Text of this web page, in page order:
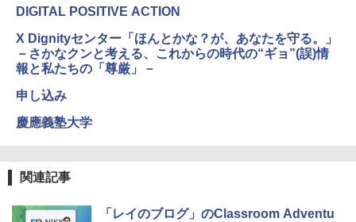
4
エンジニアリングキット小さなカート -
クリエイティブトイビルド、シンプルな
メカニックキット|子供向けの可動部品、
ホリデープロジェクト、ギフトイベン
ト、誕生日の楽しみ、イースターディス
5
￥4,722
DIGITAL POSITIVE ACTION
X Dignityセンター「ほんとかな？が、あなたを守る。」
－さかなクンと考える、これからの時代の“ギョ”(誤)情
報と私たちの「尊厳」－
申し込み
慶應義塾大学
関連記事
「レイのブログ」のClassroom Adventu